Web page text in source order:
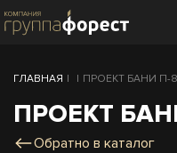
ГЛАВНАЯ | | ПРОЕКТ БАНИ П-
ПРОЕКТ
Обратно в каталог